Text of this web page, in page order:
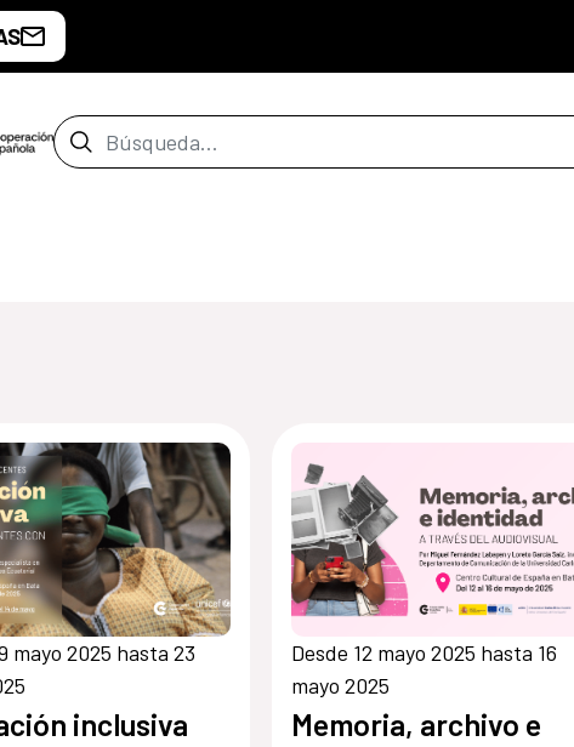
Barra de búsqueda
mayo 2025 hasta 23
inclusiva
Desde 12 mayo 2025 hasta 16
mayo 2025
Memoria, archivo e